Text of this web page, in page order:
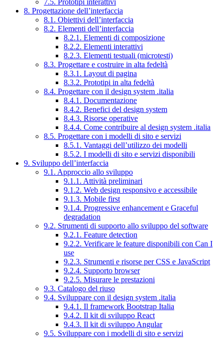
8. Progettazione dell’interfaccia
8.1. Obiettivi dell’interfaccia
8.2. Elementi dell’interfaccia
8.2.1. Elementi di composizione
8.2.2. Elementi interattivi
8.2.3. Elementi testuali (microtesti)
8.3. Progettare e costruire in alta fedeltà
8.3.1. Layout di pagina
8.3.2. Prototipi in alta fedeltà
8.4. Progettare con il design system .italia
8.4.1. Documentazione
8.4.2. Benefici del design system
8.4.3. Risorse operative
8.4.4. Come contribuire al design system .italia
8.5. Progettare con i modelli di sito e servizi
8.5.1. Vantaggi dell’utilizzo dei modelli
8.5.2. I modelli di sito e servizi disponibili
9. Sviluppo dell’interfaccia
9.1. Approccio allo sviluppo
9.1.1. Attività preliminari
9.1.2. Web design responsivo e accessibile
9.1.3. Mobile first
9.1.4. Progressive enhancement e Graceful
degradation
9.2. Strumenti di supporto allo sviluppo del software
9.2.1. Feature detection
9.2.2. Verificare le feature disponibili con Can I
use
9.2.3. Strumenti e risorse per CSS e JavaScript
9.2.4. Supporto browser
9.2.5. Misurare le prestazioni
9.3. Catalogo del riuso
9.4. Sviluppare con il design system .italia
9.4.1. Il framework Bootstrap Italia
9.4.2. Il kit di sviluppo React
9.4.3. Il kit di sviluppo Angular
9.5. Sviluppare con i modelli di sito e servizi